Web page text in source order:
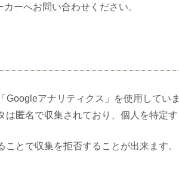
ーへお問い合わせください。
Googleアナリティクス」を使用してい
匿名で収集されており、個人を特定す
とで収集を拒否することが出来ます